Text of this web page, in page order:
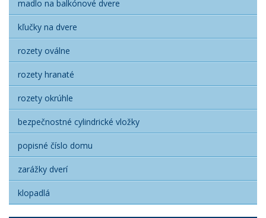
madlo na balkónové dvere
kľučky na dvere
rozety oválne
rozety hranaté
rozety okrúhle
bezpečnostné cylindrické vložky
popisné číslo domu
zarážky dverí
klopadlá